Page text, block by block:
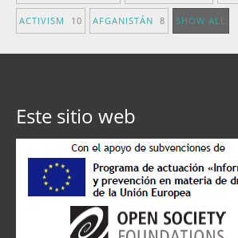
ACTIVISM 10 AFGANISTÁN 8 SHOW ALL
Este sitio web